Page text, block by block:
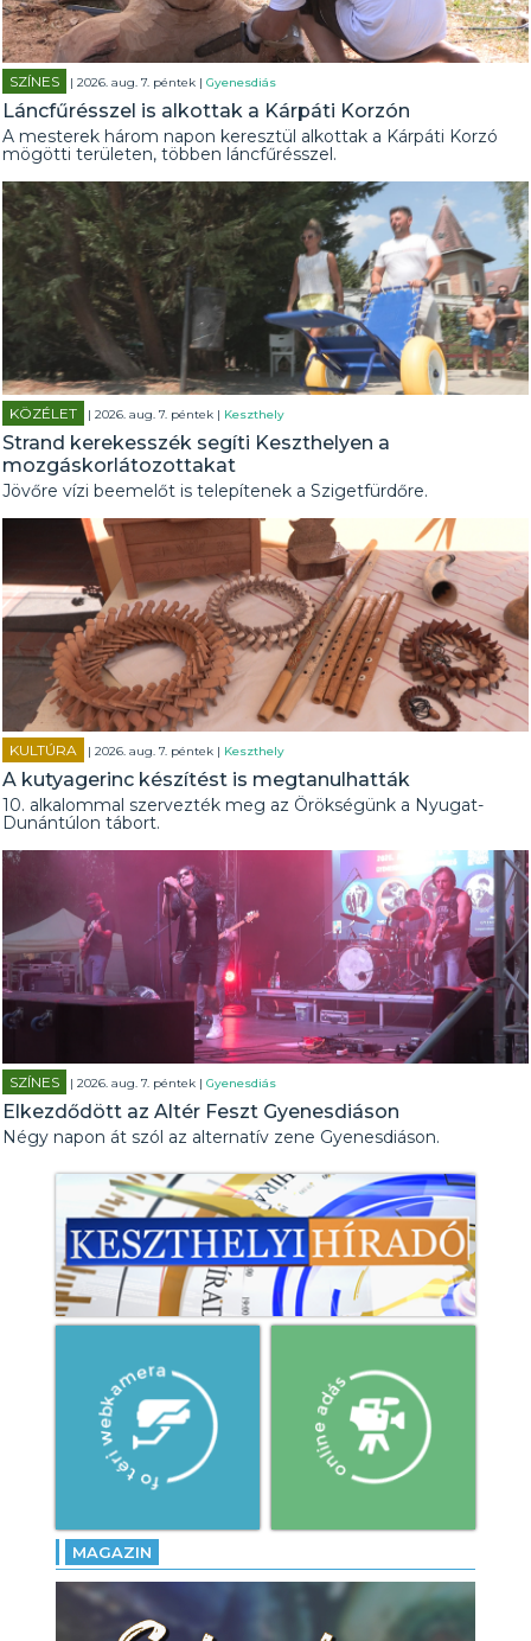
SZÍNES | 2026. aug. 7. péntek |Gyenesdiás
Láncfűrésszel is alkottak a Kárpáti Korzón
A mesterek három napon keresztül alkottak a Kárpáti Korzó
mögötti területen, többen láncfűrésszel.
KÖZÉLET | 2026. aug. 7. péntek | Keszthely
Strand kerekesszék segíti Keszthelyen a
mozgáskorlátozottakat
Jövőre vízi beemelőt is telepítenek a Szigetfürdőre.
KULTÚRA | 2026. aug. 7. péntek | Keszthely
A kutyagerinc készítést is megtanulhatták
10. alkalommal szervezték meg az Örökségünk a Nyugat-
Dunántúlon tábort.
SZÍNES | 2026. aug. 7. péntek |Gyenesdiás
Elkezdődött az Altér Feszt Gyenesdiáson
Négy napon át szól az alternatív zene Gyenesdiáson.
MAGAZIN